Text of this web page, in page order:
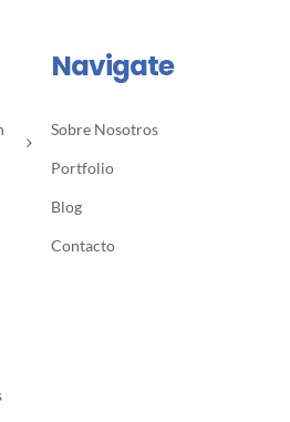
Navigate
Sobre Nosotros
Portfolio
Blog
Contacto